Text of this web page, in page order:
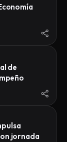
de
jornada